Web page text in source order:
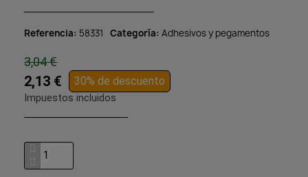
Referencia 58331 Categoría Adhesivos y pegamentos
3,04 €
2,13 € 30% de descuento
Impuestos incluidos